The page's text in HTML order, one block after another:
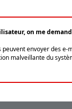
on me
envoyer des
malveillante du